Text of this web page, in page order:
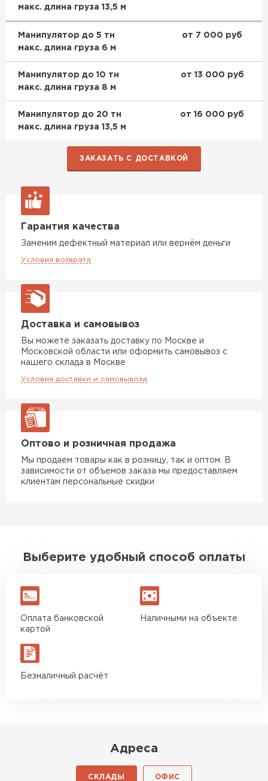
макс. длина груза 13,5 м
Манипулятор до 5 тн
макс. длина груза 6 м
от 7 000 руб
Манипулятор до 10 тн
макс. длина груза 8 м
от 13 000 руб
Манипулятор до 20 тн
макс. длина груза 13,5 м
от 16 000 руб
ЗАКАЗАТЬ С ДОСТАВКОЙ
Гарантия качества
Заменим дефектный материал или вернём деньги
Условия возврата
Доставка и самовывоз
Вы можете заказать доставку по Москве и
Московской области или оформить самовывоз с
нашего склада в Москве
Условия доставки и самовывоза
Оптово и розничная продажа
Мы продаем товары как в розницу, так и оптом. В
зависимости от объемов заказа мы предоставляем
клиентам персональные скидки
Выберите удобный способ оплаты
Оплата банковской
картой
Наличными на объекте
Безналичный расчёт
Адреса
СКЛАДЫ ОФИС